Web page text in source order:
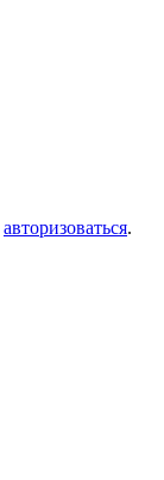
авторизоваться.